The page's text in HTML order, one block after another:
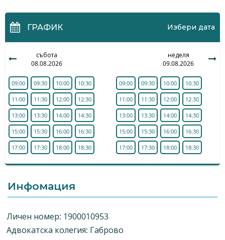
ГРАФИК Избери дата
събота
08.08.2026
09:00 09:30 10:00 10:30
11:00 11:30 12:00 12:30
13:00 13:30 14:00 14:30
15:00 15:30 16:00 16:30
17:00 17:30 18:00 18:30
неделя
09.08.2026
09:00 09:30 10:00 10:30
11:00 11:30 12:00 12:30
13:00 13:30 14:00 14:30
15:00 15:30 16:00 16:30
17:00 17:30 18:00 18:30
Инфомация
Личен номер: 1900010953
Адвокатска колегия: Габрово